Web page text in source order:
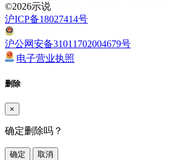
©2026示说
沪ICP备18027414号
沪公网安备31011702004679号
电子营业执照
删除
×
确定删除吗？
确定 取消